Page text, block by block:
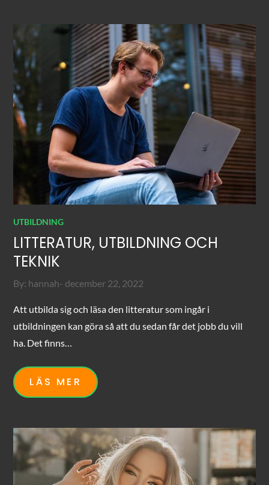
UTBILDNING
LITTERATUR, UTBILDNING OCH
TEKNIK
By: hannah Posted
december 22, 2022
Att utbilda sig och läsa den litteratur som ingår i
utbildningen kan göra så att du sedan får det jobb du vill
ha. Det finns…
LÄS MER